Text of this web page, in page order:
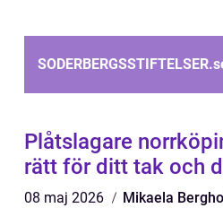
SODERBERGSSTIFTELSER.
Plåtslagare
rätt för ditt tak och
08 maj 2026 Mikaela